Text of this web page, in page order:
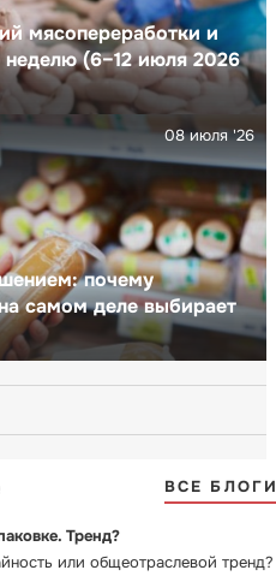
мясопереработки и
(6–12 июля 2026
почему
самом деле выбирает
08 июля '26
ВСЕ
Тренд?
или общеотраслевой тренд?